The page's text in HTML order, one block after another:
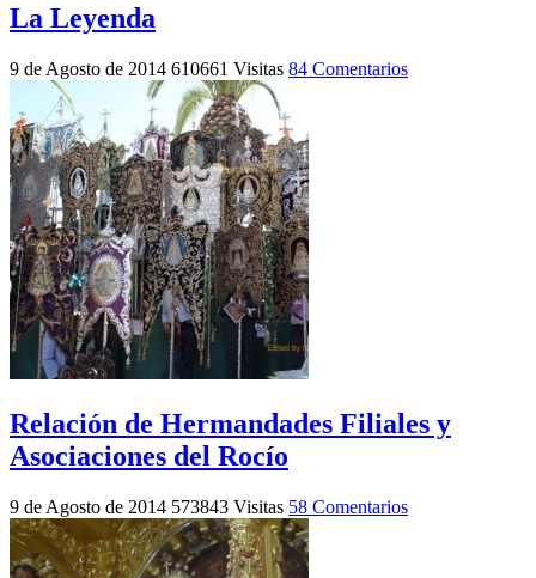
La Leyenda
9 de Agosto de 2014 610661 Visitas 84 Comentarios
Relación de Hermandades Filiales y
Asociaciones del Rocío
9 de Agosto de 2014 573843 Visitas 58 Comentarios